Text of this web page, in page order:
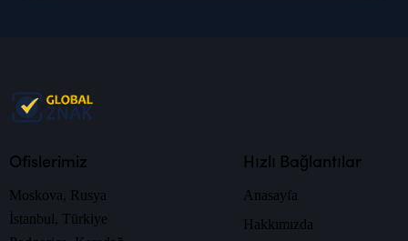
Ofislerimiz
Moskova, Rusya
İstanbul, Türkiye
Hızlı Bağlantılar
Anasayfa
Hakkımızda